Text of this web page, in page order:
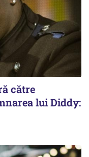
către
lui Diddy: